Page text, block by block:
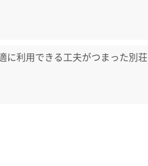
に利用できる工夫がつまった別荘